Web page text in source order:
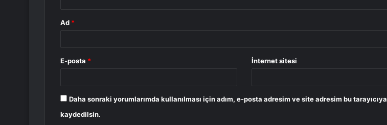
Ad *
E-posta * İnternet sitesi
Daha sonraki yorumlarımda kullanılması için adım, e-posta adresim ve site adresim bu tarayıcıya
kaydedilsin.